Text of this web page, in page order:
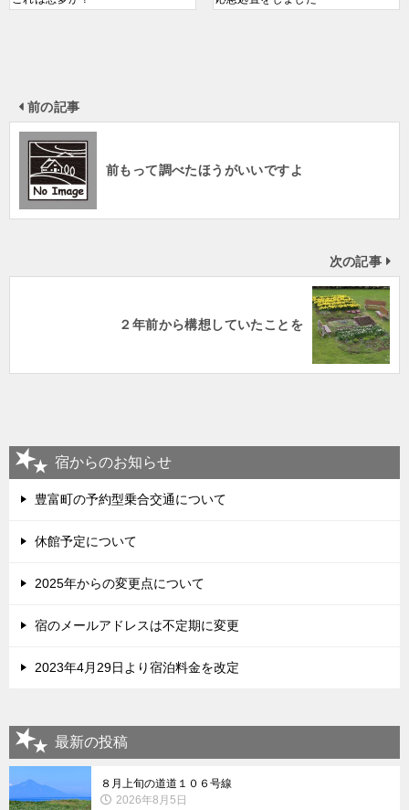
前の記事
前もって調べたほうがいいですよ
次の記事
２年前から構想していたことを
宿からのお知らせ
豊富町の予約型乗合交通について
休館予定について
2025年からの変更点について
宿のメールアドレスは不定期に変更
2023年4月29日より宿泊料金を改定
最新の投稿
８月上旬の道道１０６号線
2026年8月5日